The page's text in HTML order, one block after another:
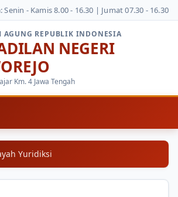
Senin - Kamis 8.00 - 16.30 | Jumat 07.30 - 16.30
AGUNG REPUBLIK INDONESIA
NEGERI
Km. 4 Jawa Tengah
Yuridiksi